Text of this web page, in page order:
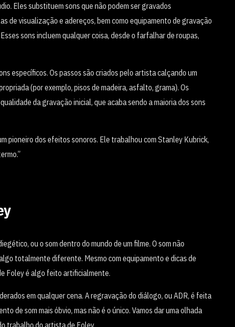
Eles substituem sons que não podem ser gravados
de visualização e adereços, bem como equipamento de gravação
sons incluem qualquer coisa, desde o farfalhar de roupas,
específicos. Os passos são criados pelo artista calçando um
(por exemplo, pisos de madeira, asfalto, grama). Os
da gravação inicial, que acaba sendo a maioria dos sons
pioneiro dos efeitos sonoros. Ele trabalhou com Stanley Kubrick,
ou o som dentro do mundo de um filme. O som não
totalmente diferente. Mesmo com equipamento e dicas de
Foley é algo feito artificialmente.
em qualquer cena. A regravação do diálogo, ou ADR, é feita
de som mais óbvio, mas não é o único. Vamos dar uma olhada
trabalho do artista de Foley.